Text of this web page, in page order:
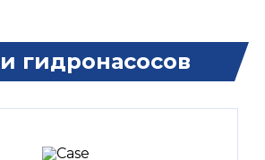
ЦЕНЫ
КОНТАКТЫ
гидронасосов